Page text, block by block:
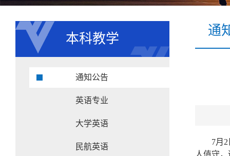
本科教学
通知公告
英语专业
大学英语
民航英语
通
7月
人值守